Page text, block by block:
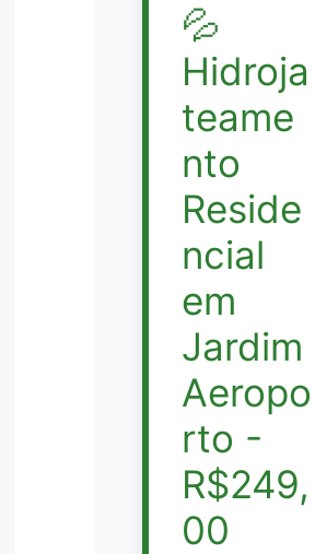
💦
Hidroja
teame
nto
Reside
ncial
em
Jardim
Aeropo
rto -
R$249,
00